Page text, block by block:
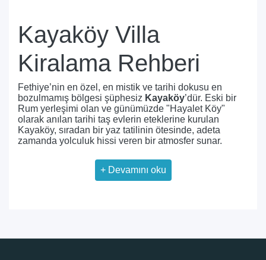
Kayaköy Villa
Kiralama Rehberi
Fethiye’nin en özel, en mistik ve tarihi dokusu en
bozulmamış bölgesi şüphesiz Kayaköy’dür. Eski bir
Rum yerleşimi olan ve günümüzde "Hayalet Köy"
olarak anılan tarihi taş evlerin eteklerine kurulan
Kayaköy, sıradan bir yaz tatilinin ötesinde, adeta
zamanda yolculuk hissi veren bir atmosfer sunar.
Son yıllarda lüksü, doğayı ve tarihi bir arada yaşamak
isteyen seyahat severler içinKayaköy villa kiralama
konsepti, Fethiye'nin en prestijli ve özgün
Konsepti: Taş Mimari ve
+ Devamını oku